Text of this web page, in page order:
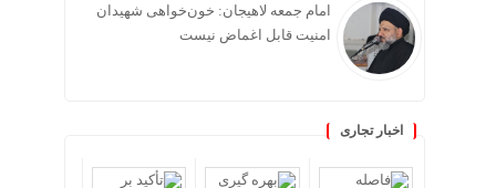
امام جمعه لاهیجان: خون‌خواهی شهیدان
امنیت قابل اغماض نیست
اخبار تجاری